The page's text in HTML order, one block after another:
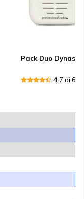
Pack Duo
4.7 di 6